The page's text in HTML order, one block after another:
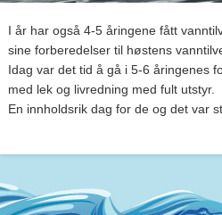
I år har også 4-5 åringene fått
sine forberedelser til høstens
Idag var det tid å gå i 5-6 åringenes
med lek og livredning med fult utstyr.
En innholdsrik dag for de og det var